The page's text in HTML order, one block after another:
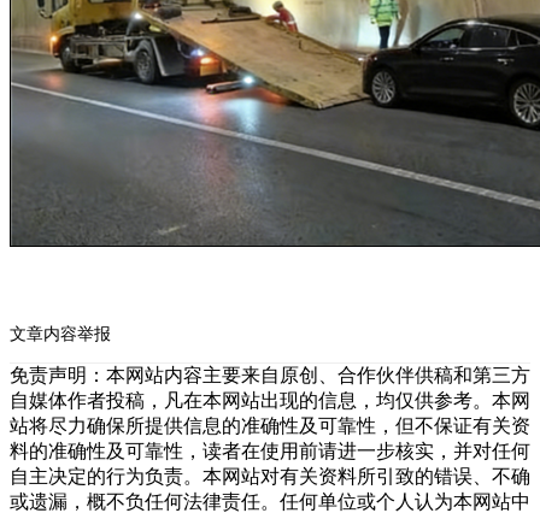
文章内容举报
免责声明：本网站内容主要来自原创、合作伙伴供稿和第三方
自媒体作者投稿，凡在本网站出现的信息，均仅供参考。本网
站将尽力确保所提供信息的准确性及可靠性，但不保证有关资
料的准确性及可靠性，读者在使用前请进一步核实，并对任何
自主决定的行为负责。本网站对有关资料所引致的错误、不确
或遗漏，概不负任何法律责任。任何单位或个人认为本网站中